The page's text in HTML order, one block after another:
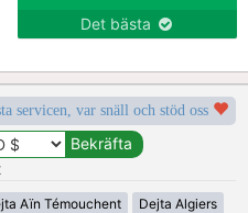
Det bästa
servicen, var snäll och stöd oss
Aïn Témouchent Dejta Algiers